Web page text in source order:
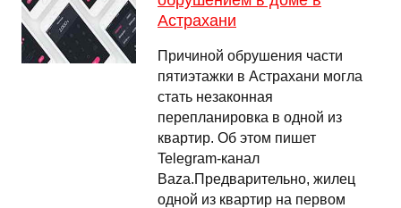
Астрахани
Причиной обрушения части
пятиэтажки в Астрахани могла
стать незаконная
перепланировка в одной из
квартир. Об этом пишет
Telegram-канал
Baza.Предварительно, жилец
одной из квартир на первом